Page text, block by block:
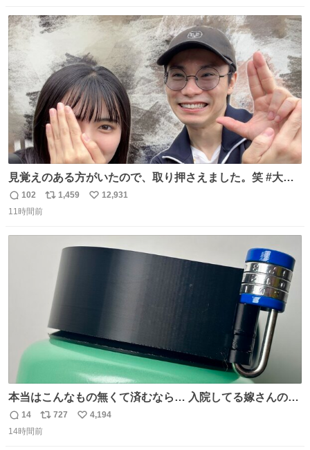
ト
数
見覚えのある方がいたので、取り押さえました。笑 #大追
跡 #鈴木浩文 さん
返
信
102
リ
1,459
い
数
12,931
11時間前
本当はこんなもの無くて済むなら… 入院してる嫁さんの病
棟、共同の冷蔵庫の中身を勝手に触る輩がおるのだけど、
ナルゲンボトルの中身が減っている事案が起きたらしい。
返
信
14
リ
ポ
727
い
4,194
14時間前